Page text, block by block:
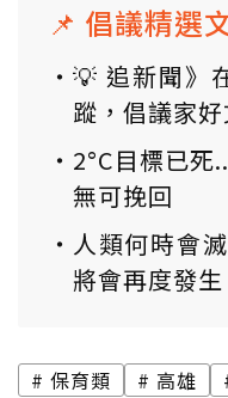
📌 倡議精選
💡 追新聞》
蹤，倡議家好
2°C目標已死
無可挽回
人類何時會
將會再度發生
保育類 高雄